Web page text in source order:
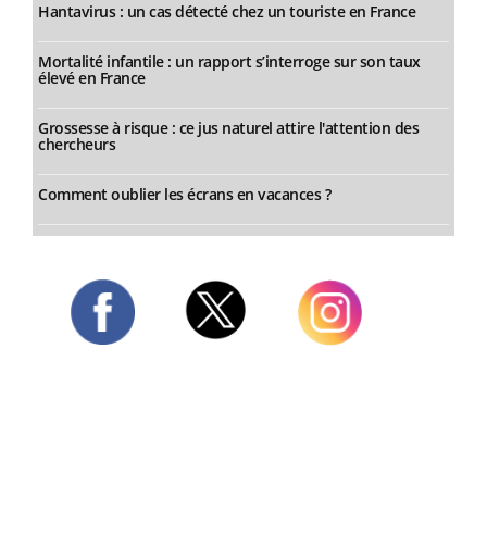
Hantavirus : un cas détecté chez un touriste en France
Mortalité infantile : un rapport s’interroge sur son taux
élevé en France
Grossesse à risque : ce jus naturel attire l'attention des
chercheurs
Comment oublier les écrans en vacances ?